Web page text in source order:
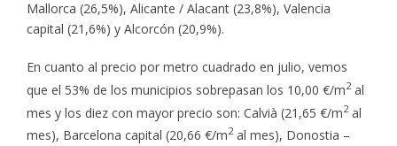
Mallorca (26,5%), Alicante / Alacant (23,8%), Valencia
capital (21,6%) y Alcorcón (20,9%).
En cuanto al precio por metro cuadrado en julio, vemos
que el 53% de los municipios sobrepasan los 10,00 €/m2 al
mes y los diez con mayor precio son: Calvià (21,65 €/m2 al
mes), Barcelona capital (20,66 €/m2 al mes), Donostia –